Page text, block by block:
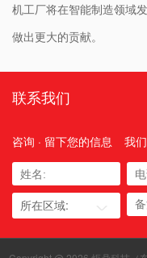
机工厂将在智能制造领域
做出更大的贡献。
联系我们
咨询 · 留下您的信息 我
所在区域: